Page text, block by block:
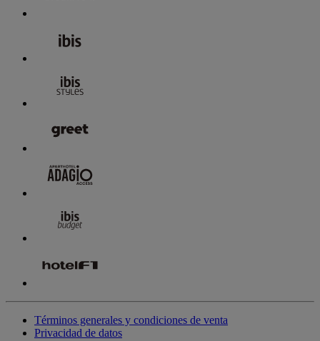
Términos generales y condiciones de venta
Privacidad de datos